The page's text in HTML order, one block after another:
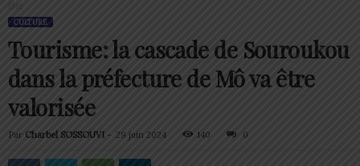
CULTURE
Tourisme: la cascade de Souroukou
dans la préfecture de Mô va être
valorisée
Par Charbel SOSSOUVI - 29 juin 2024 140 0